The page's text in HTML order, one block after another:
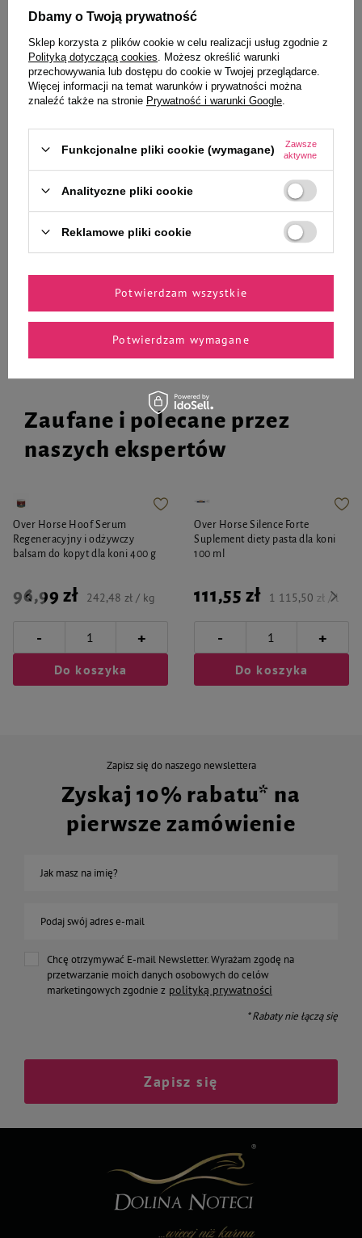
Ciebie i Twojego czworonoga
Karma mokra dla szczeniąt i suk
laktujących Dolina Noteci
4,99 zł
-
Do koszyka
Mokra karma dla psa Dolina
Noteci Premium bogata w
12,35 zł 15,44 zł / kg
-
Do koszyka
Zaufane i polecane przez
naszych ekspertów
Over Horse Hoof Serum
Regeneracyjny i odżywczy
balsam do kopyt dla koni 400 g
96,99 zł 242,48 zł / kg
- +
Do koszyka
Over Horse Silence Forte
Suplement diety pasta dla koni
100 ml
111,55 zł 1 115,50 zł / l
- +
Do koszyka
Zapisz się do naszego newslettera
Zyskaj 10% rabatu* na
pierwsze zamówienie
Jak masz na imię?
Podaj swój adres e-mail
Chcę otrzymywać E-mail Newsletter. Wyrażam zgodę na
przetwarzanie moich danych osobowych do celów
marketingowych zgodnie z polityką prywatności
* Rabaty nie łączą się
Zapisz się
Dbamy o Twoją prywatność
Sklep korzysta z plików cookie w celu realizacji usług zgodnie z
Polityką dotyczącą cookies . Możesz określić warunki
przechowywania lub dostępu do cookie w Twojej przeglądarce.
Więcej informacji na temat warunków i prywatności można
znaleźć także na stronie Prywatność i warunki Google
Funkcjonalne pliki cookie (wymagane)
Zawsze
aktywne
Analityczne pliki cookie
Reklamowe pliki cookie
Potwierdzam wymagane
Potwierdzam wszystkie